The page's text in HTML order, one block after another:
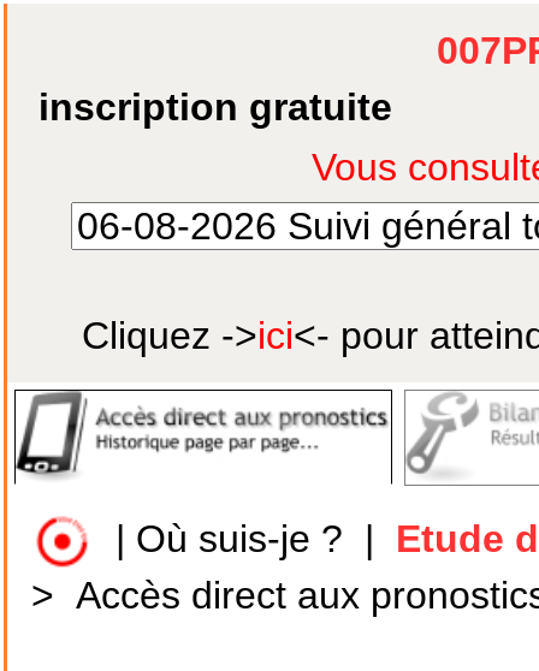
inscription gratuite
Cliquez ->ici<- pour
Où suis-je ?
Etude
>Accès direct aux